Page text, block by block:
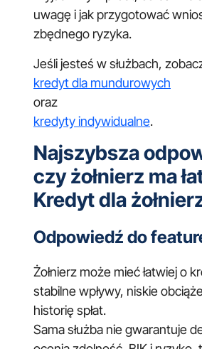
uwagę i jak przygotować
zbędnego ryzyka.
Jeśli jesteś w służbach,
kredyt dla mundurowych
oraz
kredyty indywidualne.
Najszybsza
czy żołnierz ma
Kredyt dla
Odpowiedź do
Żołnierz może mieć łatwiej o
stabilne wpływy, niskie
historię spłat.
Sama służba nie gwarantuje